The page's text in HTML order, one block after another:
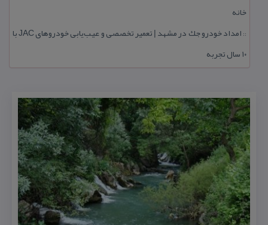
خانه
::
امداد خودرو جك در مشهد | تعمیر تخصصی و عیب‌یابی خودروهای JAC با
۱۰ سال تجربه